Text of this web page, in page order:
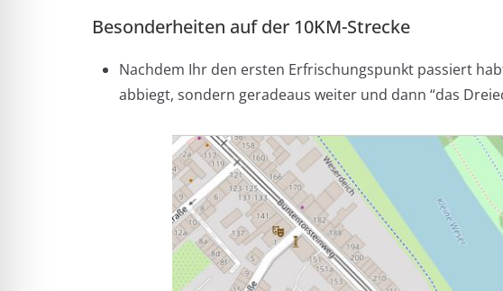
Besonderheiten auf der 10KM-Strecke
Nachdem Ihr den ersten Erfrischungspunkt passiert
abbiegt, sondern geradeaus weiter und dann “das